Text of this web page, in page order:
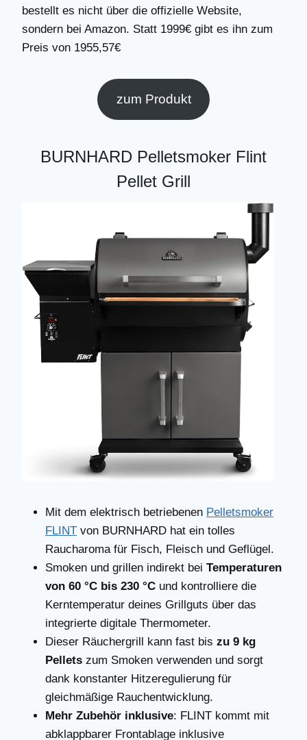
bestellt es nicht über die offizielle Website,
sondern bei Amazon. Statt 1999€ gibt es ihn zum
Preis von 1955,57€
zum Produkt
BURNHARD Pelletsmoker Flint
Pellet Grill
Mit dem elektrisch betriebenen Pelletsmoker
FLINT von BURNHARD hat ein tolles
Raucharoma für Fisch, Fleisch und Geflügel.
Smoken und grillen indirekt bei Temperaturen
von 60 °C bis 230 °C und kontrolliere die
Kerntemperatur deines Grillguts über das
integrierte digitale Thermometer.
Dieser Räuchergrill kann fast bis zu 9 kg
Pellets zum Smoken verwenden und sorgt
dank konstanter Hitzeregulierung für
gleichmäßige Rauchentwicklung.
Mehr Zubehör inklusive: FLINT kommt mit
abklappbarer Frontablage inklusive